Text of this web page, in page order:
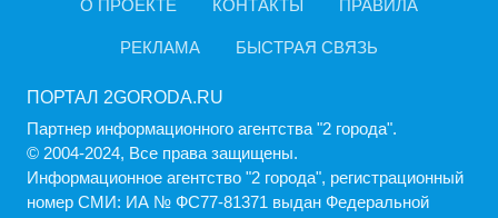
О ПРОЕКТЕ КОНТАКТЫ ПРАВИЛА
РЕКЛАМА БЫСТРАЯ СВЯЗЬ
ПОРТАЛ 2GORODA.RU
Партнер информационного агентства "2 города".
© 2004-2024, Все права защищены.
Информационное агентство "2 города", регистрационный
номер СМИ: ИА № ФС77-81371 выдан Федеральной